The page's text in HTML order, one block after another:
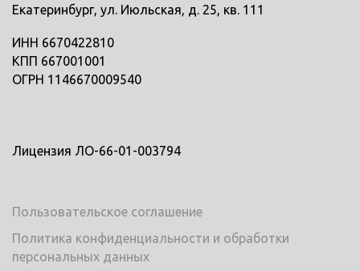
Екатеринбург, ул. Июльская, д. 25, кв. 111
ИНН 6670422810
КПП 667001001
ОГРН 1146670009540
Лицензия ЛО-66-01-003794
Пользовательское соглашение
Политика конфиденциальности и обработки
персональных данных